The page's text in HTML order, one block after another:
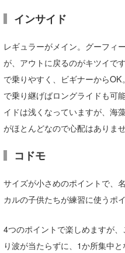
インサイド
レギュラーがメイン。グーフィ
が、アウトに戻るのがキツイで
で乗りやすく、ビギナーからOK
で乗り継げばロングライドも可
イドは浅くなっていますが、海
がほとんどなので心配はありませ
コドモ
サイズが小さめのポイントで、
カルの子供たちが練習に使うポ
4つのポイントで楽しめますが、
り波が当たらずに、1か所集中と